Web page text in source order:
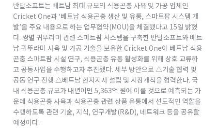
반달소프트는 베트남 최대 규모의 식용곤충 사육 및 가공 업체인
Cricket One과 ‘베트남 식용곤충 생산 및 유통, 스마트팜 시스템 개
발’을 주요 내용으로 하는 업무협약(MOU)을 체결했다고 15일 밝혔
다. 쌍별 귀뚜라미 관련 스마트팜 시스템을 구축한 반달소프트와 베트
남 귀뚜라미 사육 및 가공 기술을 보유한 Cricket One이 베트남 식용
곤충 스마트팜 시설 연구, 식용곤충 유통 활성화를 위해 상호 교류하
고 공동사업을 수행하고자 추진됐다. 세부 방안으로 △기술 협력 및
공동 연구 진행 △베트남 현지지사 설립 및 시장개척을 협력한다. 국
내 식용곤충 규모가 내년이면 5,363억 원에 이를 것으로 예측되는 가
운데 식용곤충 사육과 식용곤충 관련 상품 유통에서 선도적인 역할을
수행하도록 관련 기술, 지식, 연구개발(R&D), 네트워크 등을 공유할
예정이다.